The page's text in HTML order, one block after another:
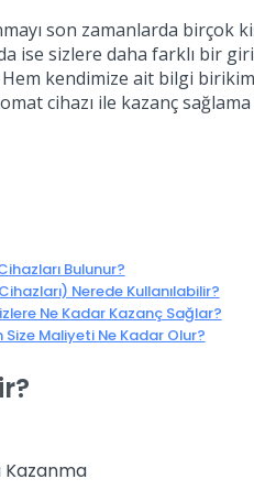
son zamanlarda birçok
ise sizlere daha farklı bir
kendimize ait bilgi
cihazı ile kazanç
Bulunur?
Nerede Kullanılabilir?
Ne Kadar Kazanç Sağlar?
Size Maliyeti Ne Kadar Olur?